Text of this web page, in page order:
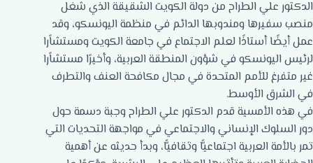
الدكتور علي الطراح من دولة الكويت الشقيقة الذي شغل
منصب سفيرها ومندوبها الدائم في منظمة اليونسكو، وقد
عمل أيضًا أستاذًا لعلم الاجتماع في جامعة الكويت ومستشاًرا
لرئيس اليونسكو في شؤون المنطقة العربية، وأخيرًا مستشاًرا
غير متفرغ للأمم المتحدة في مجال مكافحة العنف والتطرف
في الشرق الأوسط.
في هذه الأمسية قدم الدكتور علي الطراح وجبة دسمة حول
دور السلوك الإنساني والاجتماعي في مواجهة التحديات التي
تمر بالأمة العربية اجتماعيًّا وثقافيًّا، وبدأ حديثه عن أهمية